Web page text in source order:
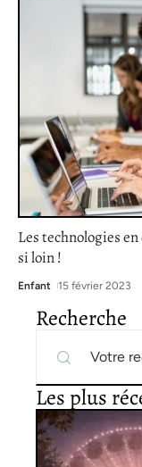
Les technologies en
si loin !
Enfant 15 février 2023
Recherche
Les plus